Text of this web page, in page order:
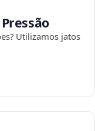
Utilizamos jatos